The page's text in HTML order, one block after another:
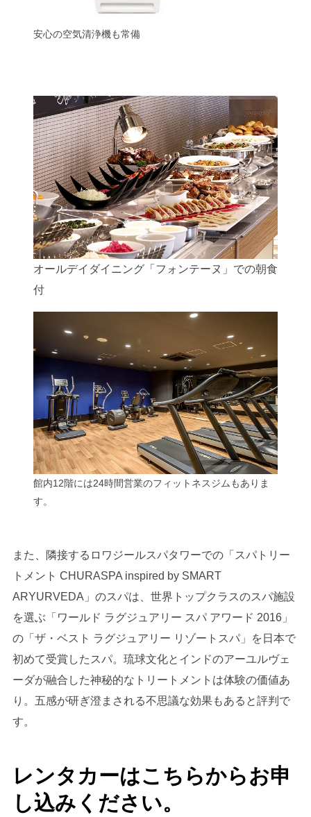
安心の空気清浄機も常備
オールデイダイニング「フォンテーヌ」での朝食
付
館内12階には24時間営業のフィットネスジムもありま
す。
また、隣接するロワジールスパタワーでの「スパトリー
トメント CHURASPA inspired by SMART
ARYURVEDA」のスパは、世界トップクラスのスパ施設
を選ぶ「ワールド ラグジュアリー スパ アワード 2016」
の「ザ・ベスト ラグジュアリー リゾートスパ」を日本で
初めて受賞したスパ。琉球文化とインドのアーユルヴェ
ーダが融合した神秘的なトリートメントは体験の価値あ
り。五感が研ぎ澄まされる不思議な効果もあると評判で
す。
レンタカーはこちらからお申
し込みください。